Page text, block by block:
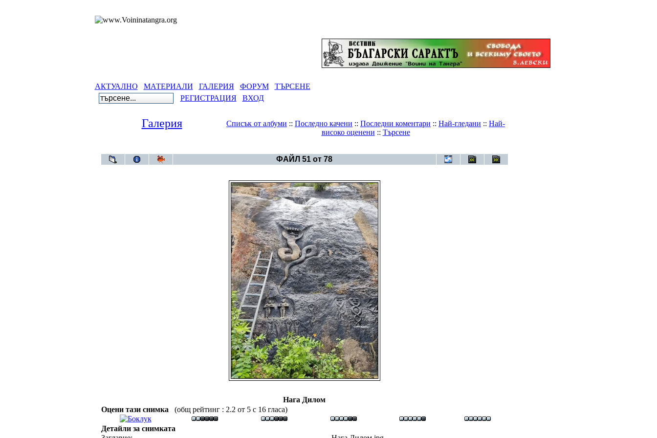
АКТУАЛНО МАТЕРИАЛИ ГАЛЕРИЯ ФОРУМ
ТЪРСЕНЕ
РЕГИСТРАЦИЯ
ВХОД
Галерия Списък от албуми :: Последно качени :: Последни коментари :: Най-гледани :: Най-
високо оценени :: Търсене
ФАЙЛ 51 от 78
Нага Дилом
Оцени тази снимка
(общ рейтинг : 2.2 от 5 с 16 гласа)
Детайли за снимката